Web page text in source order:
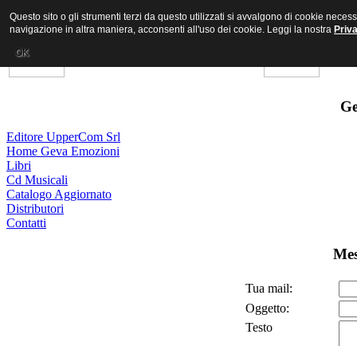
Editore UpperCom Srl
Home Geva Emozioni
Libri
Cd Musicali
Catalogo Aggiornato
Distributori
Contatti
Tua mail:
Oggetto:
Testo
Questo sito o gli strumenti terzi da questo utilizzati si avvalgono di cookie
navigazione in altra maniera, acconsenti all'uso dei cookie. Leggi la nostra
OK